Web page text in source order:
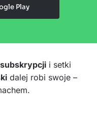
Play
i setki
dalej robi swoje –